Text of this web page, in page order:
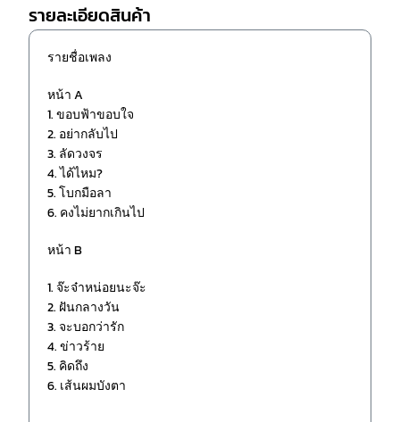
รายละเอียดสินค้า
รายชื่อเพลง
หน้า A
1. ขอบฟ้าขอบใจ
2. อย่ากลับไป
3. ลัดวงจร
4. ได้ไหม?
5. โบกมือลา
6. คงไม่ยากเกินไป
หน้า B
1. จ๊ะจ๋าหน่อยนะจ๊ะ
2. ฝันกลางวัน
3. จะบอกว่ารัก
4. ข่าวร้าย
5. คิดถึง
6. เส้นผมบังตา